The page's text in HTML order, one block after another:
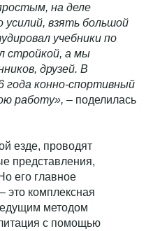
на деле
взять большой
учебники по
стройкой, а мы
друзей. В
года конно-спортивный
работу», – поделилась
езде, проводят
представления,
его главное
это комплексная
методом
с помощью